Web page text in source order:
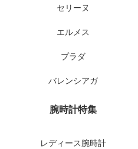
セリーヌ
エルメス
プラダ
バレンシアガ
腕時計特集
レディース腕時計